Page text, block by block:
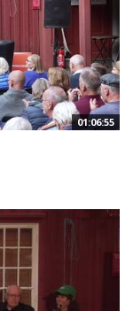
01:06:55